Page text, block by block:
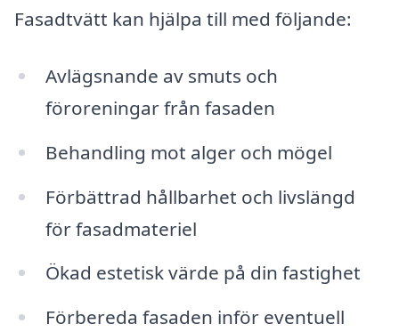
Fasadtvätt kan hjälpa till med följande:
Avlägsnande av smuts och
föroreningar från fasaden
Behandling mot alger och mögel
Förbättrad hållbarhet och livslängd
för fasadmateriel
Ökad estetisk värde på din fastighet
Förbereda fasaden inför eventuell